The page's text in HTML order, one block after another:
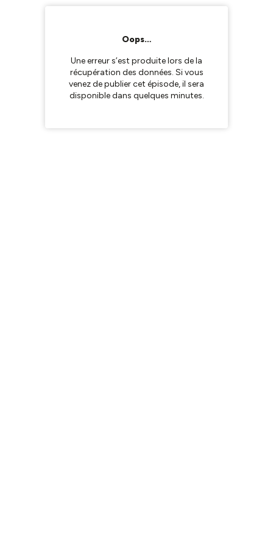
Oops…
Une erreur s’est produite lors de la
récupération des données. Si vous
venez de publier cet épisode, il sera
disponible dans quelques minutes.